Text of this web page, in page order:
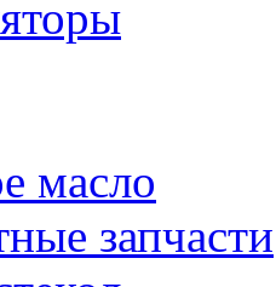
масло
запчасти